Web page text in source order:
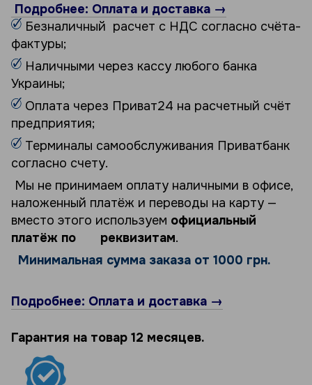
Подробнее: Оплата и доставка →
Безналичный расчет с НДС согласно счёта-
фактуры;
Наличными через кассу любого банка
Украины;
Оплата через Приват24 на расчетный счёт
предприятия;
Терминалы самообслуживания Приватбанк
согласно счету.
Мы не принимаем оплату наличными в офисе,
наложенный платёж и переводы на карту —
вместо этого используем официальный
платёж по реквизитам.
Минимальная сумма заказа от 1000 грн.
Подробнее: Оплата и доставка →
Гарантия на товар 12 месяцев.